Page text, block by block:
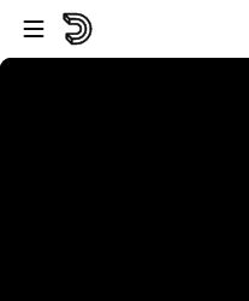
プレイヤーにスキップ
メインコンテンツにスキップ